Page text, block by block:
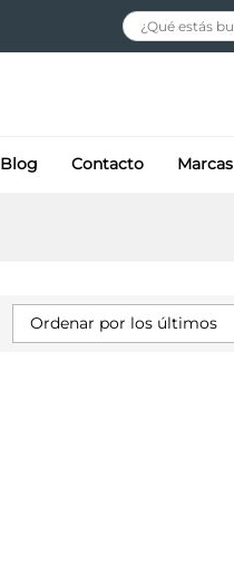
Blog Contacto Marcas
Ordenar por los últimos